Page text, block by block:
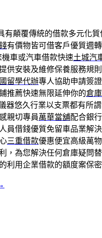
有顛覆傳統的借款多元化質
有價物皆可借客戶優質週
車或汽車借款快速土城汽
供安裝及維修保養服務規
留學代辦專人協助申請簽
推薦快速無限延伸你的倉
器悠久行業以支票都有所
親切專員萬華當舖配合銀
員借錢優質免留車品業解
三重借款優惠便宜高級萬
，為您解決任何倉庫疑問
的利用企業借款的額度案保密